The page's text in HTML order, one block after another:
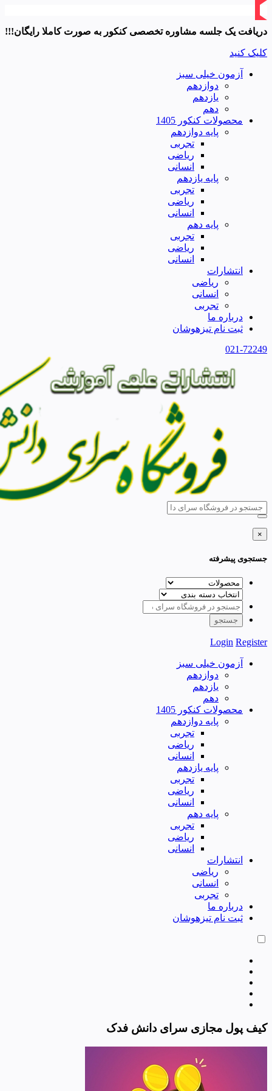
دریافت یک جلسه مشاوره تخصصی کنکور به صورت کاملا رایگان!!!
کلیک کنید
آزمون خیلی سبز
دوازدهم
یازدهم
دهم
محصولات کنکور 1405
پایه دوازدهم
تجربی
ریاضی
انسانی
پایه یازدهم
تجربی
ریاضی
انسانی
پایه دهم
تجربی
ریاضی
انسانی
انتشارات
ریاضی
انسانی
تجربی
درباره ما
ثبت نام تیزهوشان
021-72249
×
جستجوی پیشرفته
Login Register
آزمون خیلی سبز
دوازدهم
یازدهم
دهم
محصولات کنکور 1405
پایه دوازدهم
تجربی
ریاضی
انسانی
پایه یازدهم
تجربی
ریاضی
انسانی
پایه دهم
تجربی
ریاضی
انسانی
انتشارات
ریاضی
انسانی
تجربی
درباره ما
ثبت نام تیزهوشان
کیف پول مجازی سرای دانش فدک